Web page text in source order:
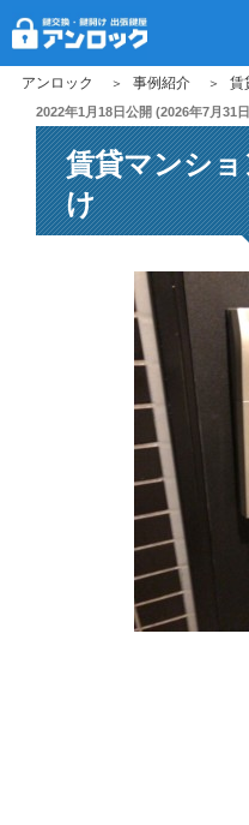
アンロック
アンロック 事例紹介 賃
投
稿
日:
2022年1月18日公開 (2026年7月31日
賃貸マンシ
け